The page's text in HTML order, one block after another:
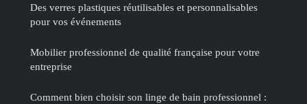
Des verres plastiques réutilisables et personnalisables
pour vos événements
Mobilier professionnel de qualité française pour votre
entreprise
Comment bien choisir son linge de bain professionnel :